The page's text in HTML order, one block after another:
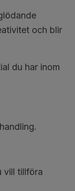
och blir
du har inom
vill tillföra